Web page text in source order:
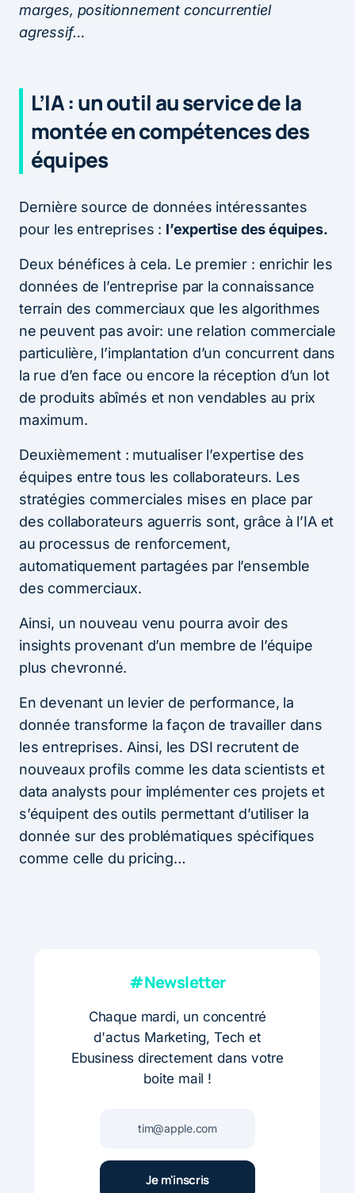
marges, positionnement concurrentiel
agressif…
L’IA : un outil au service de la
montée en compétences des
équipes
Dernière source de données intéressantes
pour les entreprises : l’expertise des équipes.
Deux bénéfices à cela. Le premier : enrichir les
données de l’entreprise par la connaissance
terrain des commerciaux que les algorithmes
ne peuvent pas avoir: une relation commerciale
particulière, l’implantation d’un concurrent dans
la rue d’en face ou encore la réception d’un lot
de produits abîmés et non vendables au prix
maximum.
Deuxièmement : mutualiser l’expertise des
équipes entre tous les collaborateurs. Les
stratégies commerciales mises en place par
des collaborateurs aguerris sont, grâce à l’IA et
au processus de renforcement,
automatiquement partagées par l’ensemble
des commerciaux.
Ainsi, un nouveau venu pourra avoir des
insights provenant d’un membre de l’équipe
plus chevronné.
En devenant un levier de performance, la
donnée transforme la façon de travailler dans
les entreprises. Ainsi, les DSI recrutent de
nouveaux profils comme les data scientists et
data analysts pour implémenter ces projets et
s’équipent des outils permettant d’utiliser la
donnée sur des problématiques spécifiques
comme celle du pricing…
#Newsletter
Chaque mardi, un concentré
d'actus Marketing, Tech et
Ebusiness directement dans votre
boite mail !